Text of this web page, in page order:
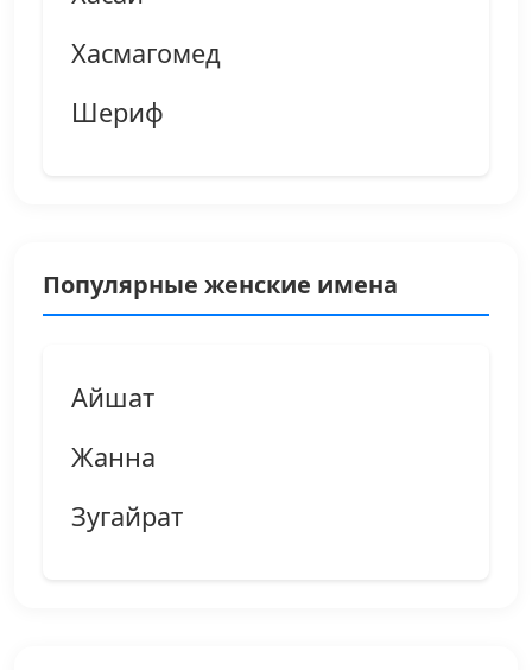
Хасмагомед
Шериф
Популярные женские имена
Айшат
Жанна
Зугайрат